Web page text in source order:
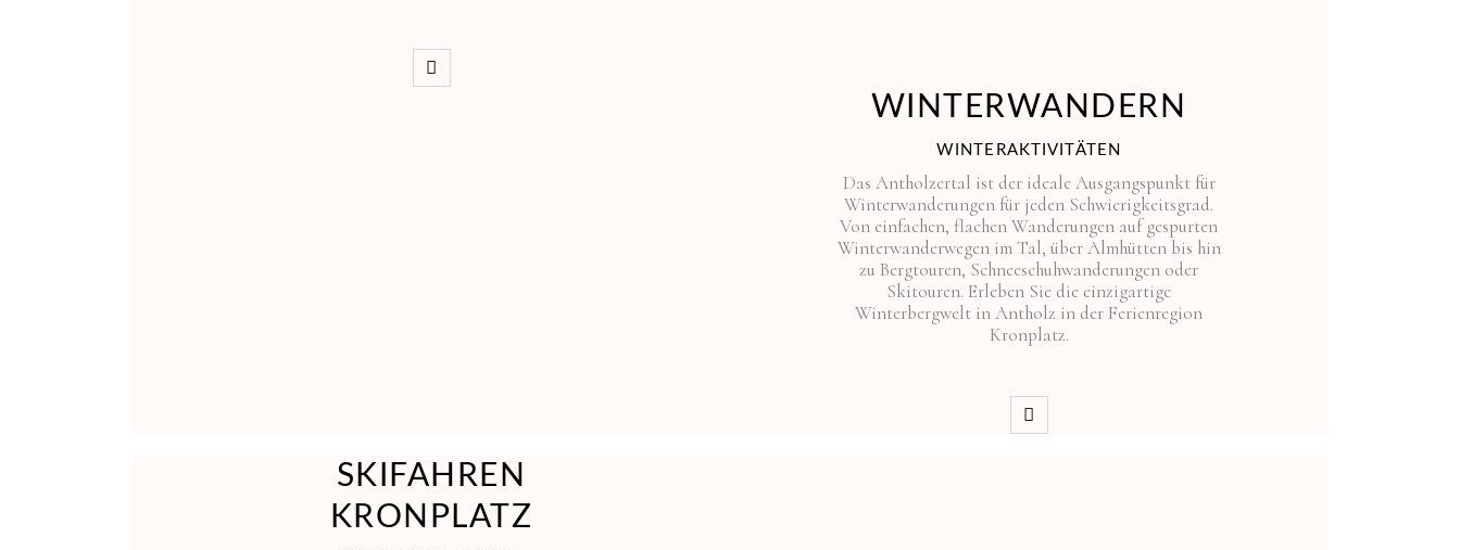
WINTERWANDERN
WINTERAKTIVITÄTEN
Das Antholzertal ist der ideale Ausgangspunkt für
Winterwanderungen für jeden Schwierigkeitsgrad.
Von einfachen, flachen Wanderungen auf gespurten
Winterwanderwegen im Tal, über Almhütten bis hin
zu Bergtouren, Schneeschuhwanderungen oder
Skitouren. Erleben Sie die einzigartige
Winterbergwelt in Antholz in der Ferienregion
Kronplatz.
SKIFAHREN
KRONPLATZ